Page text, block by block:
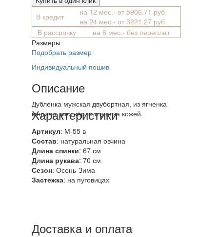
В кредит
на 12 мес.- от 5906.71 руб.
на 24 мес.- от 3221.27 руб.
В рассрочку
на 6 мес.- без переплат
Размеры
Подобрать размер
Индивидуальный пошив
Описание
Дубленка мужская двубортная, из ягненка
мерино, мех кёрли,отделка кожей.
Характеристики
Артикул: М-55 в
Состав: натуральная овчина
Длина спинки: 67 см
Длина рукава: 70 см
Сезон: Осень-Зима
Застежка: на пуговицах
Доставка и оплата